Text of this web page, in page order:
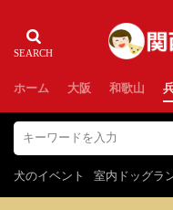
ホーム 大阪 和歌山
犬のイベント 室内ドッグラ